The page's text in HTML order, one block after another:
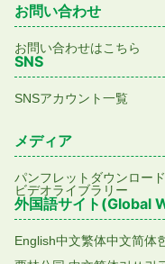
お問い合わせ
お問い合わせはこちら
SNS
SNSアカウント一覧
メディア
パンフレットダウンロード
ビデオライブラリー
外国語サイト(Global
English中文繁体中文简体